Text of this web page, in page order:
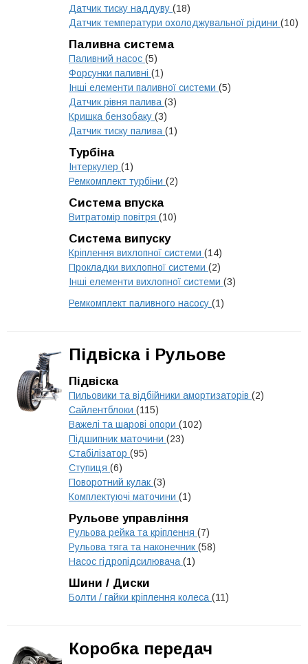
Датчик тиску наддуву (18)
Датчик температури охолоджувальної рідини (10)
Паливна система
Паливний насос (5)
Форсунки паливні (1)
Інші елементи паливної системи (5)
Датчик рівня палива (3)
Кришка бензобаку (3)
Датчик тиску палива (1)
Турбіна
Інтеркулер (1)
Ремкомплект турбіни (2)
Система впуска
Витратомір повітря (10)
Система випуску
Кріплення вихлопної системи (14)
Прокладки вихлопної системи (2)
Інші елементи вихлопної системи (3)
Ремкомплект паливного насосу (1)
Підвіска і Рульове
Підвіска
Пильовики та відбійники амортизаторів (2)
Сайлентблоки (115)
Важелі та шарові опори (102)
Підшипник маточини (23)
Стабілізатор (95)
Ступиця (6)
Поворотний кулак (3)
Комплектуючі маточини (1)
Рульове управління
Рульова рейка та кріплення (7)
Рульова тяга та наконечник (58)
Насос гідропідсилювача (1)
Шини / Диски
Болти / гайки кріплення колеса (11)
Коробка передач